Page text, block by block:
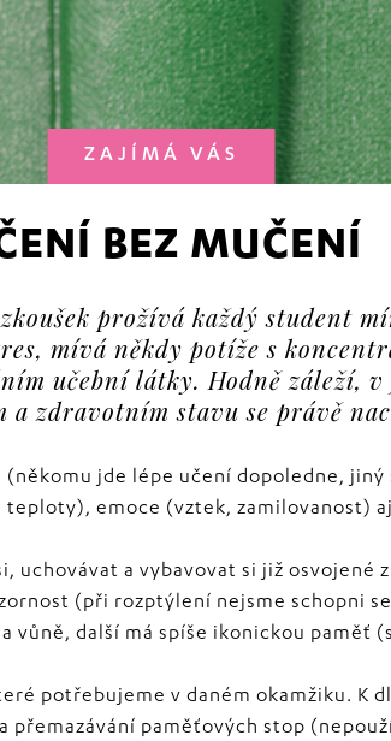
ZAJÍMÁ VÁS
BEZ MUČENÍ
prožívá každý student
mívá někdy potíže s
učební látky. Hodně záleží, v
a zdravotním stavu se právě
jde lépe učení dopoledne,
emoce (vztek, zamilovanost)
uchovávat a vybavovat si již
(při rozptýlení nejsme schopni
další má spíše ikonickou paměť
potřebujeme v daném okamžiku. K
paměťových stop